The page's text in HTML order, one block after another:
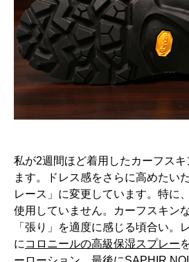
私が2週間ほど着用したカーフスキ
ます。ドレス感をさらに高めたい
レース」に変更しています。特に
使用していません。カーフスキン
「張り」を適度に感じる頃合い。
に コロニールの高級保湿スプレー